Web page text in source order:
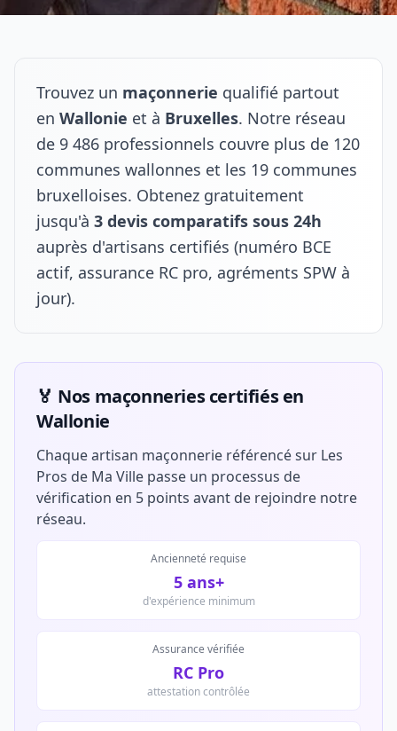
Trouvez un maçonnerie qualifié partout
en Wallonie et à Bruxelles. Notre réseau
de 9 486 professionnels couvre plus de 120
communes wallonnes et les 19 communes
bruxelloises. Obtenez gratuitement
jusqu'à 3 devis comparatifs sous 24h
auprès d'artisans certifiés (numéro BCE
actif, assurance RC pro, agréments SPW à
jour).
🏅 Nos maçonneries certifiés en
Wallonie
Chaque artisan maçonnerie référencé sur Les
Pros de Ma Ville passe un processus de
vérification en 5 points avant de rejoindre notre
réseau.
Ancienneté requise
5 ans+
d'expérience minimum
Assurance vérifiée
RC Pro
attestation contrôlée